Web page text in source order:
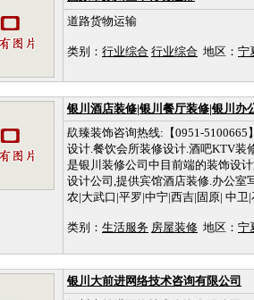
道路货物运输
类别： 行业综合 行业综合 地区： 宁
银川酒店装修|银川餐厅装修|银川办
镹臻装饰咨询热线:【0951-
设计.餐饮会所装修设计.酒吧KTV装
是银川装修公司中目前端的装饰设
设计公司,提供宾馆酒店装修.办公室
农|大武口|平罗|中宁|西吉|固原| 中卫
类别： 生活服务 房屋装修 地区： 宁
银川大前进网络技术咨询有限公司